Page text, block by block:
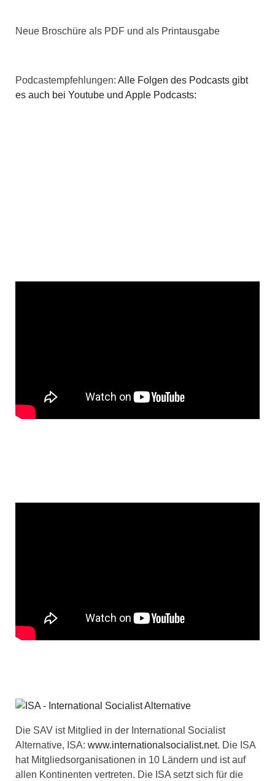
i
a
Neue Broschüre als PDF und als Printausgabe
Podcastempfehlungen: Alle Folgen des Podcasts gibt
es auch bei Youtube und Apple Podcasts:
Die SAV ist Mitglied in der International Socialist
Alternative, ISA: www.internationalsocialist.net. Die ISA
hat Mitgliedsorganisationen in 10 Ländern und ist auf
allen Kontinenten vertreten. Die ISA setzt sich für die